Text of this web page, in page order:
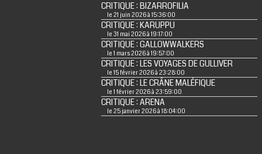
CRITIQUE : BIZARROFILIA
le 21 juin 2026 à 15:36:00
CRITIQUE : KARUPPU
le 31 mai 2026 à 19:17:00
CRITIQUE : GALLOWWALKERS
le 1 mars 2026 à 19:57:00
CRITIQUE : LES VOYAGES DE GULLIVER
le 15 février 2026 à 23:28:00
CRITIQUE : LE CRÂNE MALÉFIQUE
le 1 février 2026 à 23:59:00
CRITIQUE : ARENA
le 25 janvier 2026 à 18:04:00